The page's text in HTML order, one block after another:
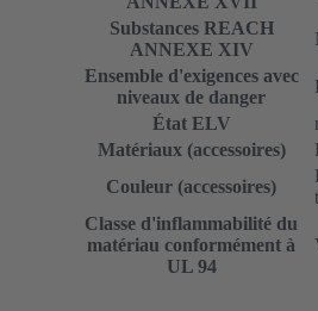
Substances REACH
ANNEXE XIV
Ensemble d'exigences avec
niveaux de danger
État ELV
Matériaux (accessoires)
Couleur (accessoires)
Classe d'inflammabilité du
matériau conformément à
UL 94